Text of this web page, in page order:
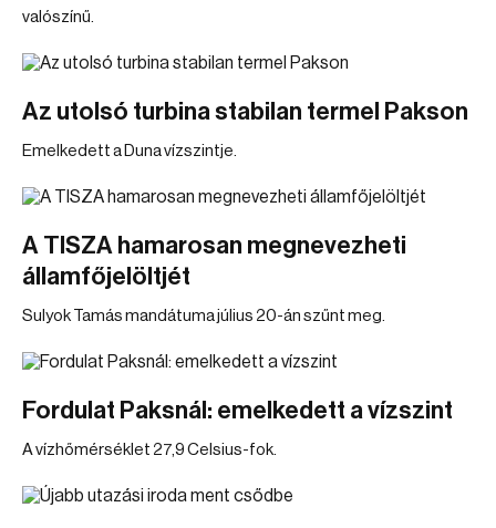
valószínű.
Az utolsó turbina stabilan termel Pakson
Emelkedett a Duna vízszintje.
A TISZA hamarosan megnevezheti
államfőjelöltjét
Sulyok Tamás mandátuma július 20-án szűnt meg.
Fordulat Paksnál: emelkedett a vízszint
A vízhőmérséklet 27,9 Celsius-fok.